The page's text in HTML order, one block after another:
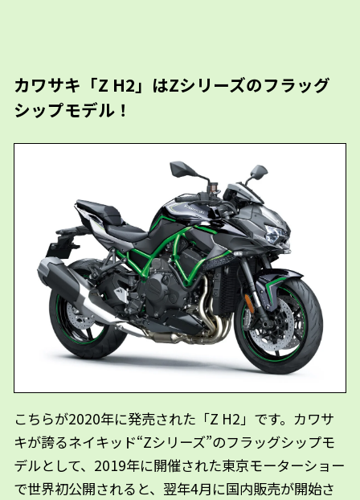
カワサキ「Z H2」はZシリーズのフラッグ
シップモデル！
こちらが2020年に発売された「Z H2」です。カワサ
キが誇るネイキッド“Zシリーズ”のフラッグシップモ
デルとして、2019年に開催された東京モーターショー
で世界初公開されると、翌年4月に国内販売が開始さ